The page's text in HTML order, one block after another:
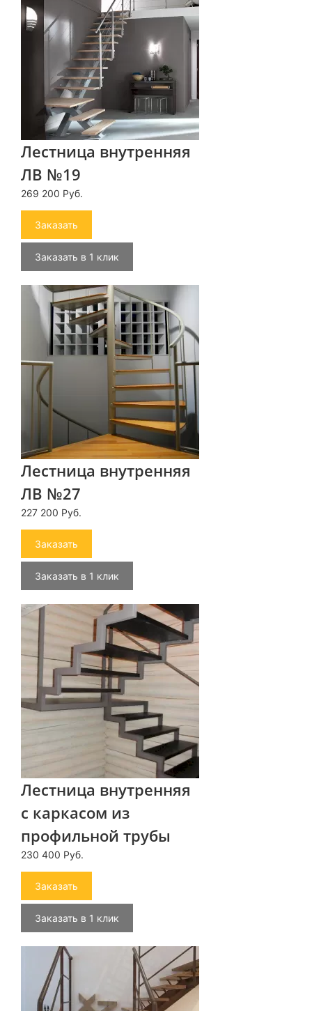
Лестница внутренняя
ЛВ №19
269 200 Руб.
Заказать
Заказать в 1 клик
Лестница внутренняя
ЛВ №27
227 200 Руб.
Заказать
Заказать в 1 клик
Лестница внутренняя
с каркасом из
профильной трубы
230 400 Руб.
Заказать
Заказать в 1 клик